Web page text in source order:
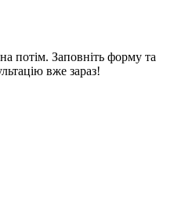
потім. Заповніть форму та
вже зараз!